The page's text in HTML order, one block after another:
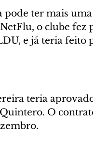
ter mais
o clube fez
e já teria feito
teria
O